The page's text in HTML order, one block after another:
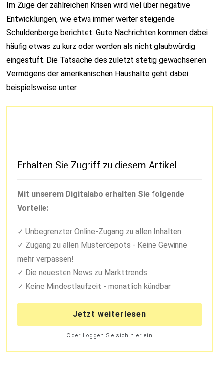
Im Zuge der zahlreichen Krisen wird viel über negative
Entwicklungen, wie etwa immer weiter steigende
Schuldenberge berichtet. Gute Nachrichten kommen dabei
häufig etwas zu kurz oder werden als nicht glaubwürdig
eingestuft. Die Tatsache des zuletzt stetig gewachsenen
Vermögens der amerikanischen Haushalte geht dabei
beispielsweise unter.
Erhalten Sie Zugriff zu diesem Artikel
Mit unserem Digitalabo erhalten Sie folgende
Vorteile:
Unbegrenzter Online-Zugang zu allen Inhalten
Zugang zu allen Musterdepots - Keine Gewinne
mehr verpassen!
Die neuesten News zu Markttrends
Keine Mindestlaufzeit - monatlich kündbar
Jetzt weiterlesen
Oder Loggen Sie sich hier ein